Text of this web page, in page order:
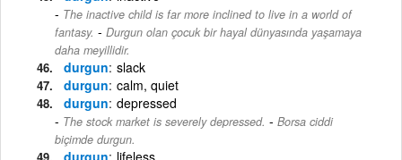
The inactive child is far more inclined to live in a world of
fantasy. - Durgun olan çocuk bir hayal dünyasında yaşamaya
daha meyillidir.
durgun slack
durgun calm, quiet
durgun depressed
The stock market is severely depressed. - Borsa ciddi
biçimde durgun.
durgun lifeless